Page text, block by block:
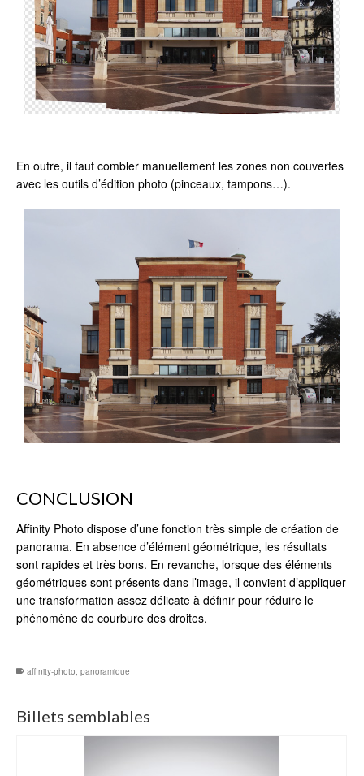
En outre, il faut combler manuellement les zones non couvertes
avec les outils d’édition photo (pinceaux, tampons…).
CONCLUSION
Affinity Photo dispose d’une fonction très simple de création de
panorama. En absence d’élément géométrique, les résultats
sont rapides et très bons. En revanche, lorsque des éléments
géométriques sont présents dans l’image, il convient d’appliquer
une transformation assez délicate à définir pour réduire le
phénomène de courbure des droites.
affinity-photo panoramique
Billets semblables